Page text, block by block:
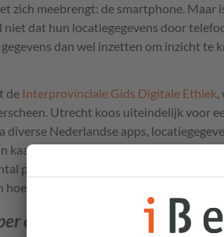
zich meebrengt: de smartphone. Maar
niet dat hun locatiegegevens door
dan wel inzetten om inzicht te
de Interprovinciale Gids Digitale Ethiek,
Utrecht koos uiteindelijk voor
diverse Nederlandse apps,
kaart te brengen. Elke kwartier geeft
personen in een gebied, zonder dat
bruikbaar de methode is voor de
casus zien welke waarden